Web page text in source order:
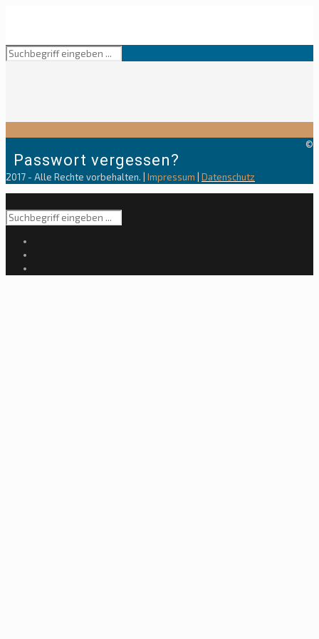
Passwort vergessen?
©
2017 - Alle Rechte vorbehalten. | Impressum Datenschutz